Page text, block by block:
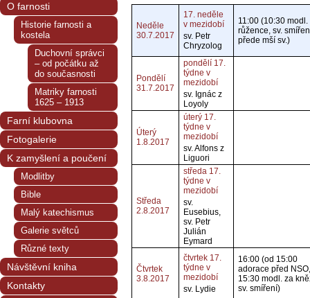
Neděle
30.7.2017
17. neděle
v mezidobí
sv. Petr
Chryzolog
11:00 (10:30 modl.
růžence, sv.
přede mší sv.)
Pondělí
31.7.2017
pondělí 17.
týdne v
mezidobí
sv. Ignác z
Loyoly
Úterý
1.8.2017
úterý 17.
týdne v
mezidobí
sv. Alfons z
Liguori
Středa
2.8.2017
středa 17.
týdne v
mezidobí
sv.
Eusebius,
sv. Petr
Julián
Eymard
Čtvrtek
3.8.2017
čtvrtek 17.
týdne v
mezidobí
sv. Lydie
16:00 (od 15:00
adorace před NSO,
15:30 modl. za
sv. smíření)
O farnosti
Historie farnosti a
kostela
Duchovní správci
– od počátku až
do současnosti
Matriky farnosti
1625 – 1913
Farní klubovna
Fotogalerie
K zamyšlení a poučení
Modlitby
Bible
Malý katechismus
Galerie světců
Různé texty
Návštěvní kniha
Kontakty